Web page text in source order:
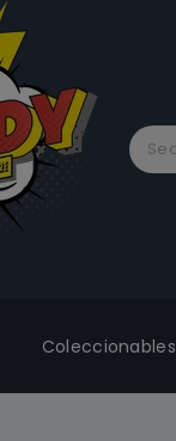
Coleccionables